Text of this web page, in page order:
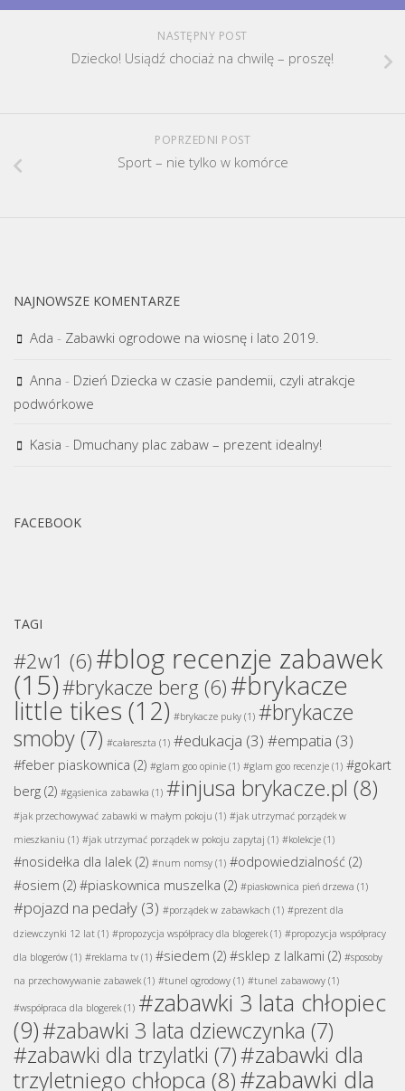
NASTĘPNY POST
Dziecko! Usiądź chociaż na chwilę – proszę!
POPRZEDNI POST
Sport – nie tylko w komórce
NAJNOWSZE KOMENTARZE
Ada - Zabawki ogrodowe na wiosnę i lato 2019.
Anna - Dzień Dziecka w czasie pandemii, czyli atrakcje
podwórkowe
Kasia - Dmuchany plac zabaw – prezent idealny!
FACEBOOK
TAGI
#2w1 (6) #blog recenzje zabawek
(15)#brykacze berg (6) #brykacze
little tikes (12) #brykacze puky (1) #brykacze
smoby(7) #całareszta (1) #edukacja (3) #empatia (3)
#feber piaskownica (2) #glam goo opinie (1) #glam goo recenzje (1) #gokart
berg (2) #gąsienica zabawka (1) #injusa brykacze.pl (8)
#jak przechowywać zabawki w małym pokoju (1) #jak utrzymać porządek w
mieszkaniu (1) #jak utrzymać porządek w pokoju zapytaj (1) #kolekcje (1)
#nosidełka dla lalek (2) #num nomsy (1) #odpowiedzialność (2)
#osiem (2) #piaskownica muszelka (2) #piaskownica pień drzewa (1)
#pojazd na pedały (3) #porządek w zabawkach (1) #prezent dla
dziewczynki 12 lat (1) #propozycja współpracy dla blogerek(1) #propozycja współpracy
dla blogerów (1) #reklama tv (1) #siedem (2) #sklep z lalkami (2) #sposoby
na przechowywanie zabawek(1) #tunel ogrodowy (1) #tunel zabawowy (1)
#współpraca dla blogerek(1) #zabawki 3 lata chłopiec
(9)#zabawki 3 lata dziewczynka (7)
#zabawki dla trzylatki (7)#zabawki dla
trzyletniego chłopca (8)#zabawki dla